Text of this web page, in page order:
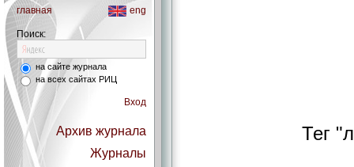
главная eng
Поиск:
на сайте журнала
на всех сайтах РИЦ
Вход
Архив журнала
Журналы
Тег